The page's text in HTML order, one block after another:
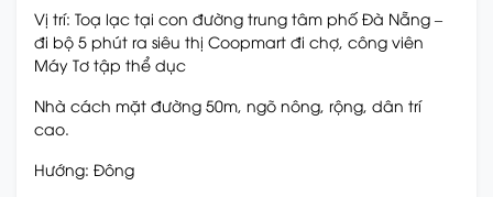
Vị trí: Toạ lạc tại con đường trung tâm phố Đà Nẵng –
đi bộ 5 phút ra siêu thị Coopmart đi chợ, công viên
Máy Tơ tập thể dục
Nhà cách mặt đường 50m, ngõ nông, rộng, dân trí
cao.
Hướng: Đông